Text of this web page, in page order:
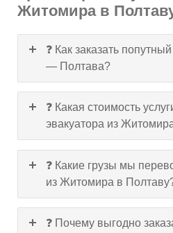
Житомира в
❓ Как заказать
— Полтава?
❓ Какая стоимость
эвакуатора из
❓ Какие грузы мы
из Житомира в
❓ Почему выгодно